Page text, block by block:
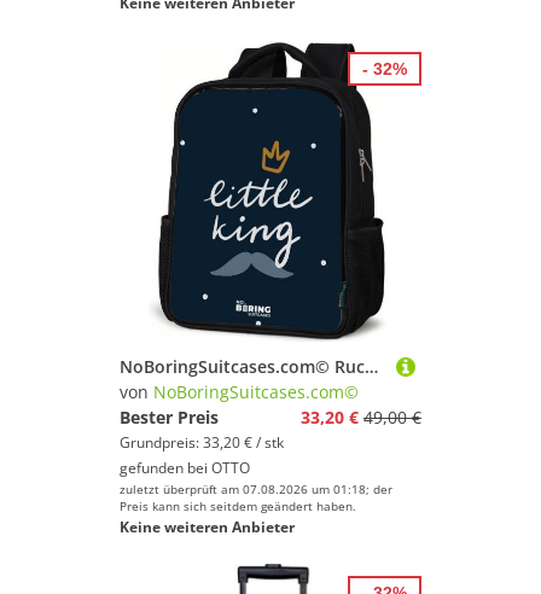
NoBoringSuitcases.com© Rucksack Kleiner König mit Tupfen, Kinderrucksack Schwarz, Schulrucksack, Freizeitrucksack Jungen Mädchen
von NoBoringSuitcases.com©
Bester Preis
33,20 € 49,00 €
Grundpreis: 33,20 € / stk
gefunden bei OTTO
zuletzt überprüft am 07.08.2026 um 01:18; der
Preis kann sich seitdem geändert haben.
Keine weiteren Anbieter
- 32%